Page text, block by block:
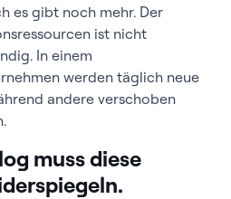
es gibt noch mehr. Der
ist nicht
In einem
werden täglich neue
andere verschoben
muss diese